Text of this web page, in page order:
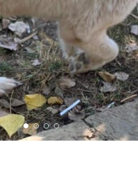
Gehe
zu
Gehe
zu
Gehe
zu
Gehe
zu